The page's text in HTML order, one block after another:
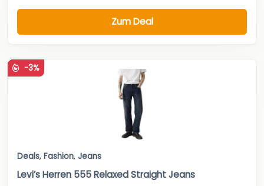
Zum Deal
-3%
Deals, Fashion, Jeans
Levi’s Herren 555 Relaxed Straight Jeans